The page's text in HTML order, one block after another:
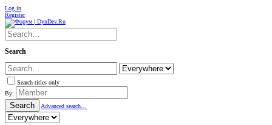
Log in
Register
Search
Search titles only
By:
Search Advanced search…